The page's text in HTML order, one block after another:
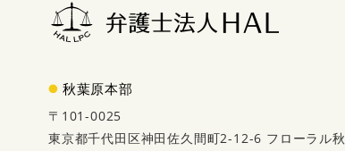
秋葉原本部
〒101-0025
東京都千代田区神田佐久間町2-12-6 フローラル